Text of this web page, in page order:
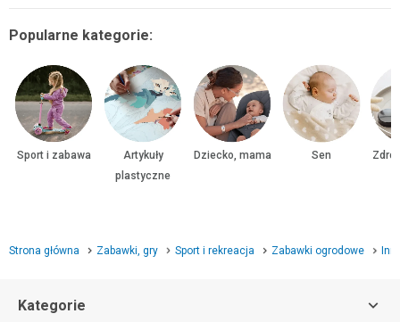
Popularne kategorie:
Sport i zabawa
Artykuły
plastyczne
Dziecko, mama Sen
Strona główna Zabawki, gry Sport i rekreacja Zabawki ogrodowe
Kategorie